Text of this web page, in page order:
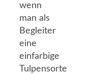
wenn
man als
Begleiter
eine
einfarbige
Tulpensorte